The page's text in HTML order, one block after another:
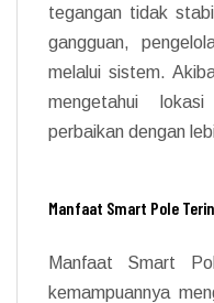
tegangan tidak
gangguan,
melalui sistem.
mengetahui
perbaikan dengan
Manfaat Smart Pole
Manfaat Smart
kemampuannya